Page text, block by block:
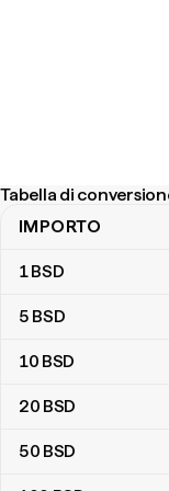
Tabella di
Tabella di
IMPORTO
1BSD
5 BSD
10 BSD
20 BSD
50 BSD